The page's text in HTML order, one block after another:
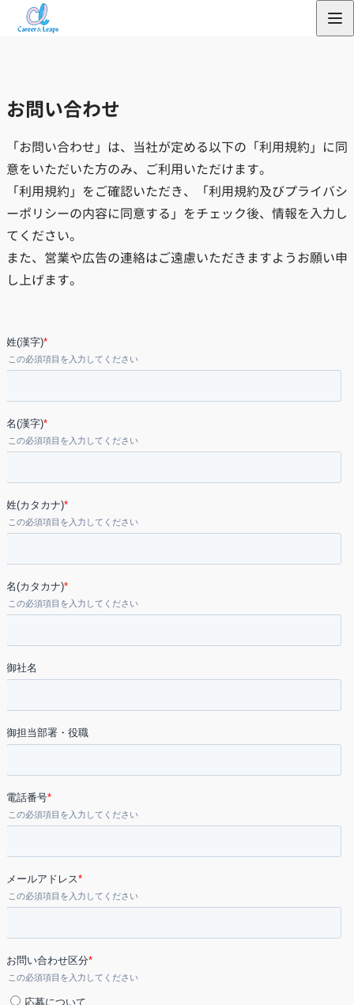
キ
プ
お問い合わせ
「お問い合わせ」は、当社が定める以下の「利用規約」に同
意をいただいた方のみ、ご利用いただけます。
「利用規約」をご確認いただき、「利用規約及びプライバシ
ーポリシーの内容に同意する」をチェック後、情報を入力し
てください。
また、営業や広告の連絡はご遠慮いただきますようお願い申
し上げます。